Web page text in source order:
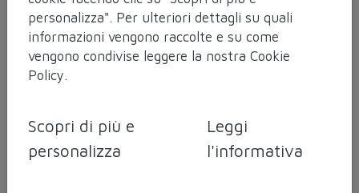
Il Corpo Invisibile
dell'anima per
rendere _sacro_ il
personalizza". Per ulteriori dettagli su quali
informazioni vengono raccolte e su come
vengono condivise leggere la nostra Cookie
Policy.
Scopri di più e
personalizza
Leggi
l'informativa